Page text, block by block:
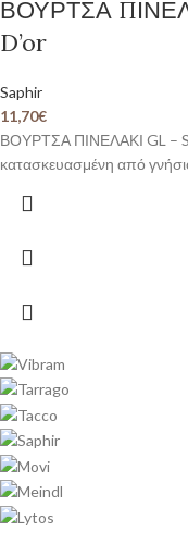
ΒΟΥΡΤΣΑ
D’or
Saphir
11,70€
ΒΟΥΡΤΣΑ ΠΙΝΕΛΑΚΙ GL –
κατασκευασμένη από